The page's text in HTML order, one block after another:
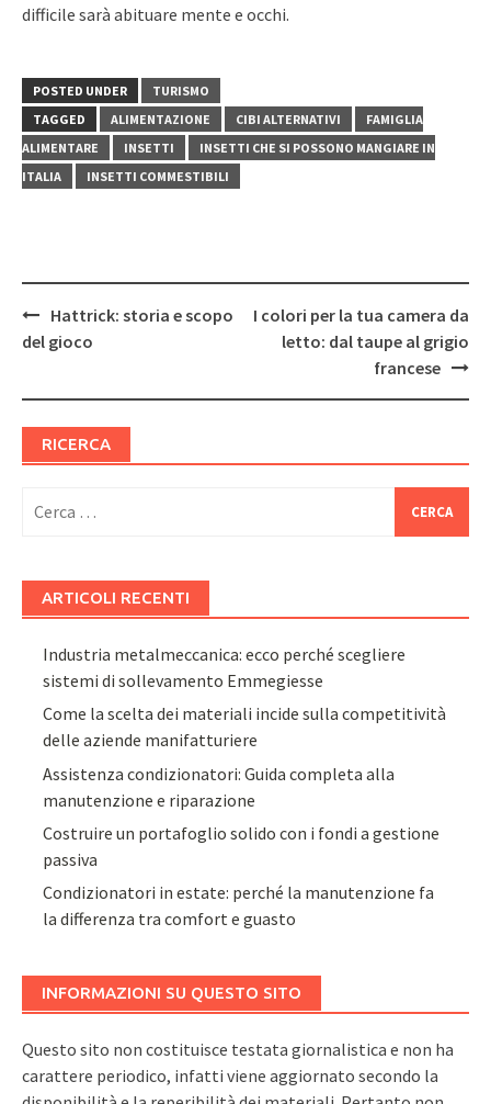
difficile sarà abituare mente e occhi.
POSTED UNDER
TURISMO
TAGGED
ALIMENTAZIONE CIBI ALTERNATIVI
FAMIGLIA
ALIMENTARE
INSETTI
INSETTI CHE SI POSSONO MANGIARE IN
ITALIA
INSETTI COMMESTIBILI
Post
navigation
Hattrick: storia e scopo
del gioco
I colori per la tua camera da
letto: dal taupe al grigio
francese
RICERCA
per:
ARTICOLI RECENTI
Industria metalmeccanica: ecco perché scegliere
sistemi di sollevamento Emmegiesse
Come la scelta dei materiali incide sulla competitività
delle aziende manifatturiere
Assistenza condizionatori: Guida completa alla
manutenzione e riparazione
Costruire un portafoglio solido con i fondi a gestione
passiva
Condizionatori in estate: perché la manutenzione fa
la differenza tra comfort e guasto
INFORMAZIONI SU QUESTO SITO
Questo sito non costituisce testata giornalistica e non ha
carattere periodico, infatti viene aggiornato secondo la